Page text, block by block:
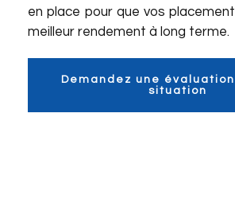
en place pour que vos
meilleur rendement à long terme.
Demandez une
situation